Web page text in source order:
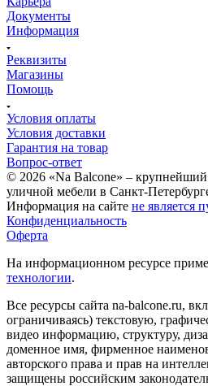
Документы
Информация
Реквизиты
Магазины
Помощь
Условия оплаты
Условия доставки
Гарантия на товар
Вопрос-ответ
© 2026 «Na Balcone» –
уличной мебели в Санкт-
Информация на сайте не является
Конфиденциальность
Оферта
На информационном ресурсе
технологии.
Все ресурсы сайта na-balcone.ru,
ограничиваясь) текстовую,
видео информацию, структуру,
доменное имя, фирменное
авторского права и прав на
защищены российским